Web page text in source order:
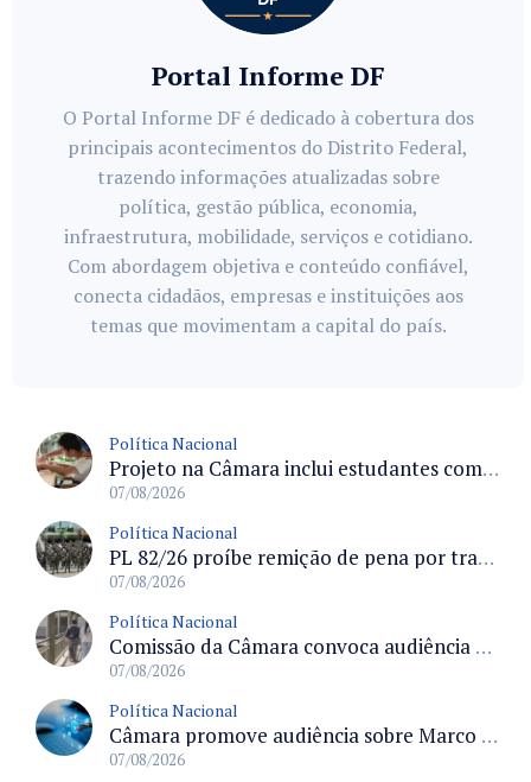
Portal Informe DF
O Portal Informe DF é dedicado à cobertura dos
principais acontecimentos do Distrito Federal,
trazendo informações atualizadas sobre
política, gestão pública, economia,
infraestrutura, mobilidade, serviços e cotidiano.
Com abordagem objetiva e conteúdo confiável,
conecta cidadãos, empresas e instituições aos
temas que movimentam a capital do país.
Política Nacional
Projeto na Câmara inclui estudantes com deficiência no regime escolar especial da LDB e estabelece critérios para frequência
07/08/2026
Política Nacional
PL 82/26 proíbe remição de pena por trabalho em funções militares para condenados por crimes contra o Estado Democrático de Direito
07/08/2026
Política Nacional
Comissão da Câmara convoca audiência para discutir misoginia nas escolas e universidades após divulgação de listas misóginas
07/08/2026
Política Nacional
Câmara promove audiência sobre Marco de Fomento à Economia Digital e impactos da inteligência artificial
07/08/2026